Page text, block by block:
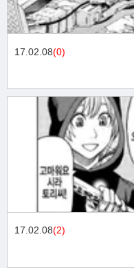
17.02.08(0)
17.02.08(2)